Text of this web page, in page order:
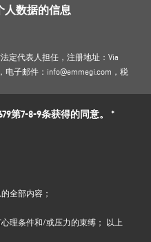
人数据的信息
定代表人担任，注册地址：Via
电子邮件： info@emmegi.com ，税
，以下简称 "网
、城市、邮编、省份、州、电子
控制者本身也可能从外部支付处
址、使用的支付方式等。
商直接获取，持有人的网站不会
第7-8-9条获得的同意。 *
全部内容；
理条件和/或压力的束缚； 以上